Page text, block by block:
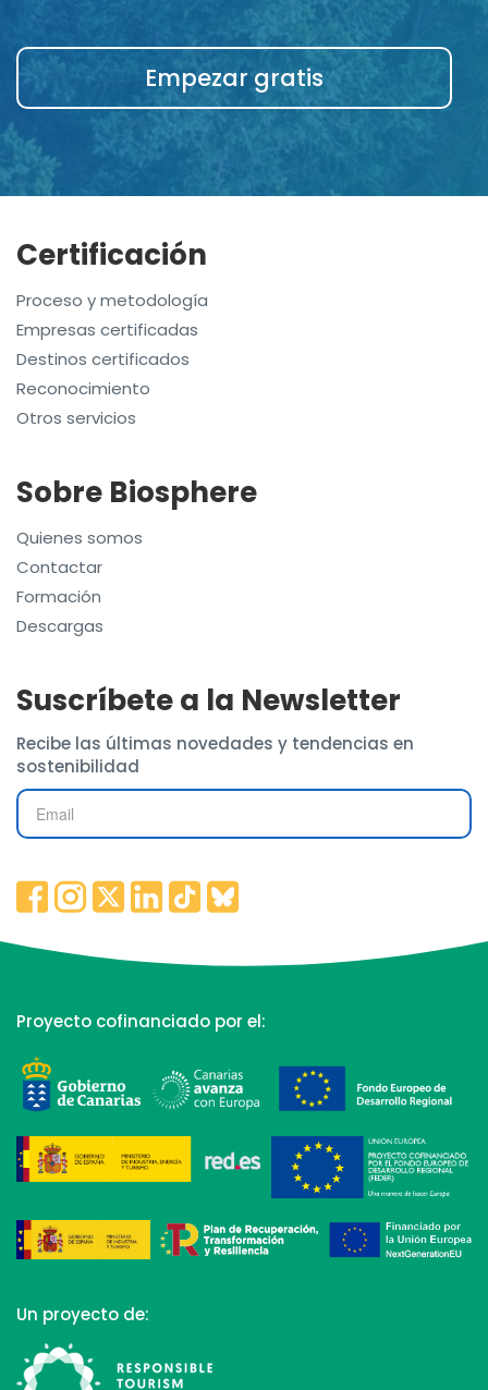
Empezar gratis
Certificación
Proceso y metodología
Empresas certificadas
Destinos certificados
Reconocimiento
Otros servicios
Sobre Biosphere
Quienes somos
Contactar
Formación
Descargas
Suscríbete a la Newsletter
Recibe las últimas novedades y tendencias en
sostenibilidad
Proyecto cofinanciado por el:
Un proyecto de: